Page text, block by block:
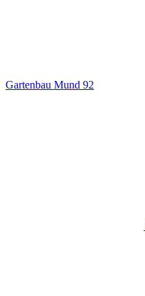
Gartenbau Mund 92